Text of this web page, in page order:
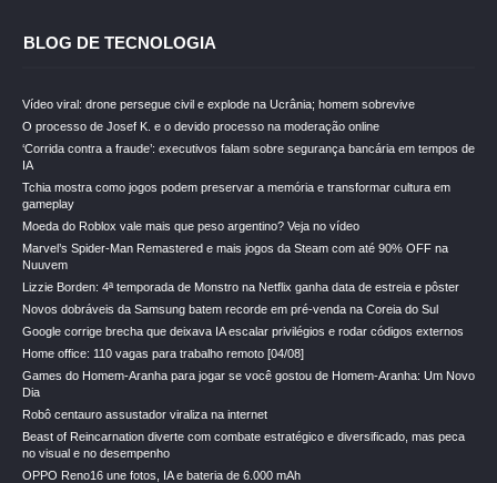
BLOG DE TECNOLOGIA
Vídeo viral: drone persegue civil e explode na Ucrânia; homem sobrevive
O processo de Josef K. e o devido processo na moderação online
‘Corrida contra a fraude’: executivos falam sobre segurança bancária em tempos de
IA
Tchia mostra como jogos podem preservar a memória e transformar cultura em
gameplay
Moeda do Roblox vale mais que peso argentino? Veja no vídeo
Marvel’s Spider-Man Remastered e mais jogos da Steam com até 90% OFF na
Nuuvem
Lizzie Borden: 4ª temporada de Monstro na Netflix ganha data de estreia e pôster
Novos dobráveis da Samsung batem recorde em pré-venda na Coreia do Sul
Google corrige brecha que deixava IA escalar privilégios e rodar códigos externos
Home office: 110 vagas para trabalho remoto [04/08]
Games do Homem-Aranha para jogar se você gostou de Homem-Aranha: Um Novo
Dia
Robô centauro assustador viraliza na internet
Beast of Reincarnation diverte com combate estratégico e diversificado, mas peca
no visual e no desempenho
OPPO Reno16 une fotos, IA e bateria de 6.000 mAh